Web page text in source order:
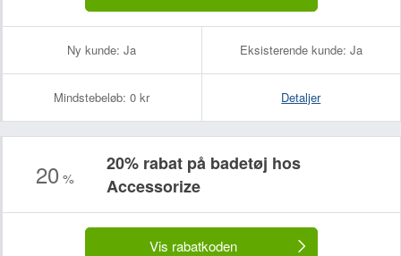
Ny kunde: Ja Eksisterende kunde: Ja
Mindstebeløb: 0 kr Detaljer
20 %
20% rabat på badetøj hos
Accessorize
Vis rabatkoden